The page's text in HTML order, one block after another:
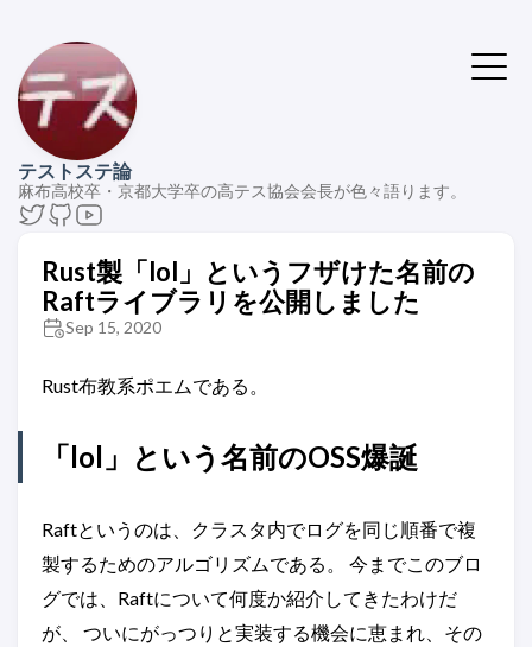
テストステ論
麻布高校卒・京都大学卒の高テス協会会長が色々語ります。
Rust製「lol」というフザけた名前の
Raftライブラリを公開しました
Sep 15, 2020
Rust布教系ポエムである。
「lol」という名前のOSS爆誕
Raftというのは、クラスタ内でログを同じ順番で複
製するためのアルゴリズムである。 今までこのブロ
グでは、Raftについて何度か紹介してきたわけだ
が、 ついにがっつりと実装する機会に恵まれ、その